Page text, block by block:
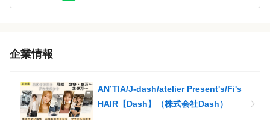
企業情報
AN’TIA/J-dash/atelier Present's/Fi's
HAIR【Dash】（株式会社Dash）